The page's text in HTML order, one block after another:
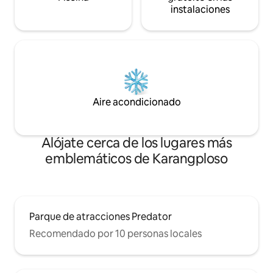
instalaciones
Aire acondicionado
Alójate cerca de los lugares más
emblemáticos de Karangploso
Parque de atracciones Predator
Recomendado por 10 personas locales